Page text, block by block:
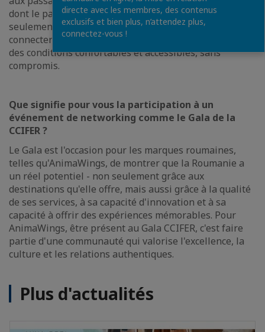
dont le pays est fier. Pour AnimaWings, un vol n’est pas
seulement un moyen de transport, mais une façon de
connecter les gens, les lieux et les expériences, dans
des conditions confortables et accessibles, sans
compromis.
Que signifie pour vous la participation à un
événement de networking comme le Gala de la
CCIFER ?
Le Gala est l'occasion pour les marques roumaines,
telles qu'AnimaWings, de montrer que la Roumanie a
un réel potentiel - non seulement grâce aux
destinations qu'elle offre, mais aussi grâce à la qualité
de ses services, à sa capacité d'innovation et à sa
capacité à offrir des expériences mémorables. Pour
AnimaWings, être présent au Gala CCIFER, c'est faire
partie d'une communauté qui valorise l'excellence, la
culture et les relations authentiques.
Plus d'actualités
directe avec les membres, des contenus
exclusifs et bien plus, n’attendez plus,
connectez-vous !